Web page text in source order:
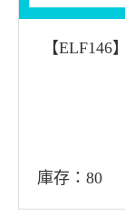
【ELF146
庫存：80